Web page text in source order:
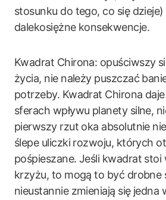
stosunku do tego, co się
dalekosiężne konsekwencje.
Kwadrat Chirona: opuściwszy
życia, nie należy puszczać
potrzeby. Kwadrat Chirona
sferach wpływu planety silne,
pierwszy rzut oka absolutnie
ślepe uliczki rozwoju, których
pośpieszane. Jeśli kwadrat
krzyżu, to mogą to być drobne
nieustannie zmieniają się jedna